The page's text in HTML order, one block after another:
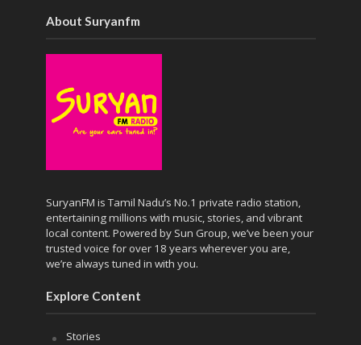
About Suryanfm
SuryanFM is Tamil Nadu’s No.1 private radio station,
entertaining millions with music, stories, and vibrant
local content. Powered by Sun Group, we’ve been your
trusted voice for over 18 years wherever you are,
we’re always tuned in with you.
Explore Content
Stories